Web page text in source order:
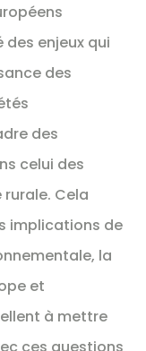
enjeux qui
des
des
celui des
Cela
implications de
la
et
à mettre